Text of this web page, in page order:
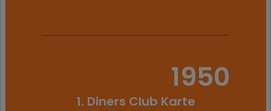
1950
1. Diners Club Karte